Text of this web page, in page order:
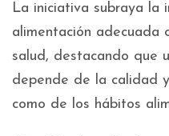
La iniciativa subraya la
alimentación adecuada
salud, destacando que
depende de la calidad
como de los hábitos